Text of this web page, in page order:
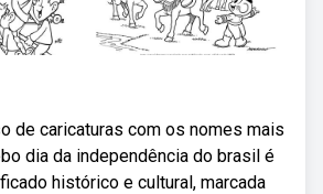
de caricaturas com os nomes mais
dia da independência do brasil é
histórico e cultural, marcada